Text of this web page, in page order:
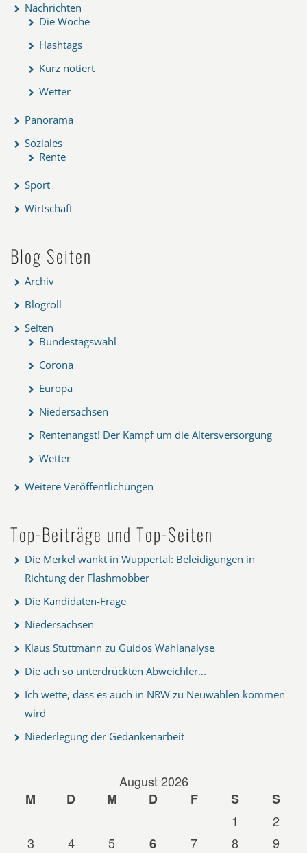
Nachrichten
Die Woche
Hashtags
Kurz notiert
Wetter
Panorama
Soziales
Rente
Sport
Wirtschaft
Blog Seiten
Archiv
Blogroll
Seiten
Bundestagswahl
Corona
Europa
Niedersachsen
Rentenangst! Der Kampf um die Altersversorgung
Wetter
Weitere Veröffentlichungen
Top-Beiträge und Top-Seiten
Die Merkel wankt in Wuppertal: Beleidigungen in
Richtung der Flashmobber
Die Kandidaten-Frage
Niedersachsen
Klaus Stuttmann zu Guidos Wahlanalyse
Die ach so unterdrückten Abweichler...
Ich wette, dass es auch in NRW zu Neuwahlen kommen
wird
Niederlegung der Gedankenarbeit
August 2026
M
D M D F S
S
1
2
3
4 5 6 7 8 9